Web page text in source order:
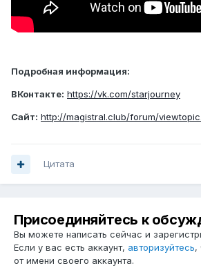
Подробная информация:
ВКонтакте: https://vk.com/starjourney
Сайт: http://magistral.club/forum/
Цитата
Присоединяйтесь к
Вы можете написать сейчас и
Если у вас есть аккаунт, авторизуйтесь,
от имени своего аккаунта.